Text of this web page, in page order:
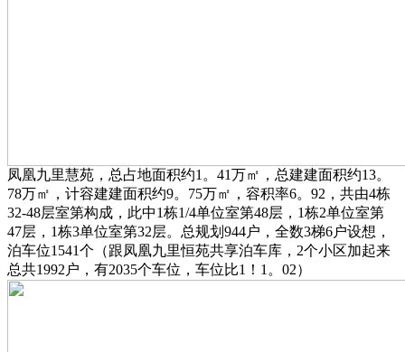
凤凰九里慧苑，总占地面积约1。41万㎡，总建建面积约13。
78万㎡，计容建建面积约9。75万㎡，容积率6。92，共由4栋
32-48层室第构成，此中1栋1/4单位室第48层，1栋2单位室第
47层，1栋3单位室第32层。总规划944户，全数3梯6户设想，
泊车位1541个（跟凤凰九里恒苑共享泊车库，2个小区加起来
总共1992户，有2035个车位，车位比1！1。02）